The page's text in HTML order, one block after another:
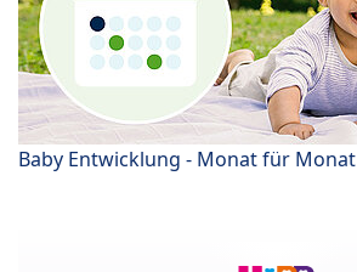
Baby Entwicklung - Monat für Monat